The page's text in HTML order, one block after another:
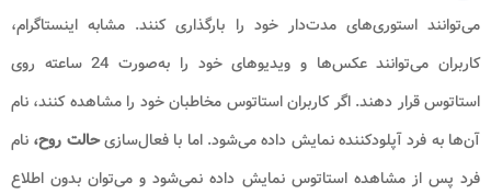
می‌توانند استوری‌های مدت‌دار خود را بارگذاری کنند. مشابه اینستاگرام،
کاربران می‌توانند عکس‌ها و ویدیوهای خود را به‌صورت 24 ساعته روی
استاتوس قرار دهند. اگر کاربران استاتوس مخاطبان خود را مشاهده کنند، نام
آن‌ها به فرد آپلودکننده نمایش داده می‌شود. اما با فعال‌سازیحالت روح، نام
فرد پس از مشاهده استاتوس نمایش داده نمی‌شود و می‌توان بدون اطلاع